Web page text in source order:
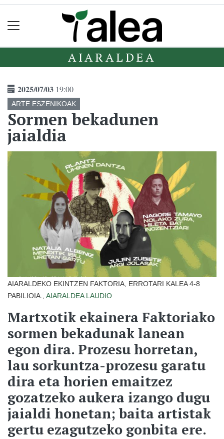
AIARALDEA
2025/07/03 19:00
ARTE ESZENIKOAK
Sormen bekadunen
jaialdia
AIARALDEKO EKINTZEN FAKTORIA, ERROTARI KALEA 4-8
PABILIOIA., AIARALDEA LAUDIO
Martxotik ekainera Faktoriako
sormen bekadunak lanean
egon dira. Prozesu horretan,
lau sorkuntza-prozesu garatu
dira eta horien emaitzez
gozatzeko aukera izango dugu
jaialdi honetan; baita artistak
gertu ezagutzeko gonbita ere.